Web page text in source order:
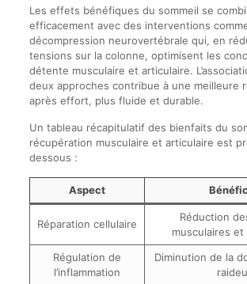
Les effets bénéfiques du sommeil se
efficacement avec des interventions
décompression neurovertébrale qui, en
tensions sur la colonne, optimisent les
détente musculaire et articulaire.
deux approches contribue à une meilleure
après effort, plus fluide et durable.
Un tableau récapitulatif des bienfaits du
récupération musculaire et articulaire est
dessous :
Aspect
Réparation cellulaire
Réduction
musculaires et
Régulation de
l’inflammation
Diminution de la